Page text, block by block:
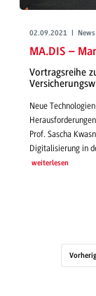
02.09.2021 | News
MA.DIS –
Vortragsreihe
Neue
Prof. Sascha
Digitalisierung in
weiterlesen